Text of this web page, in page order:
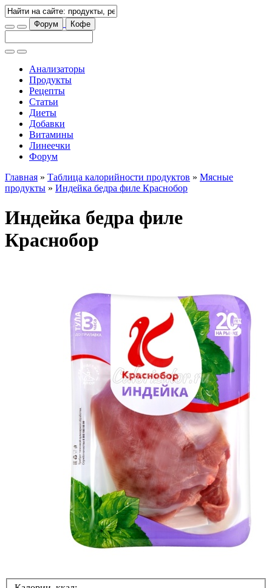
Форум Кофе
Анализаторы
Продукты
Рецепты
Статьи
Диеты
Добавки
Витамины
Линеечки
Форум
Главная » Таблица калорийности продуктов » Мясные
продукты » Индейка бедра филе Краснобор
Индейка бедра филе
Краснобор